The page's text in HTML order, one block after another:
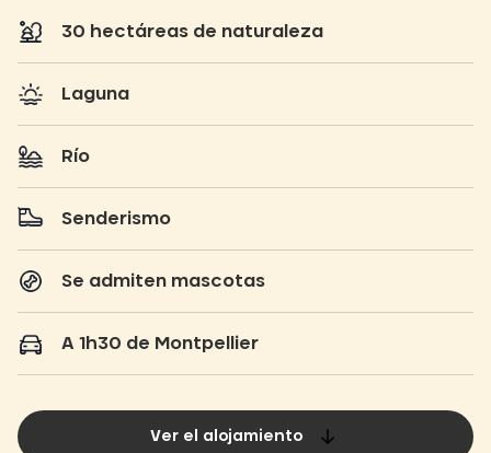
30 hectáreas de naturaleza
Laguna
Río
Senderismo
Se admiten mascotas
A 1h30 de Montpellier
Ver el alojamiento